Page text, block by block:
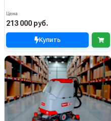
Цена
213 000 руб.
Купить